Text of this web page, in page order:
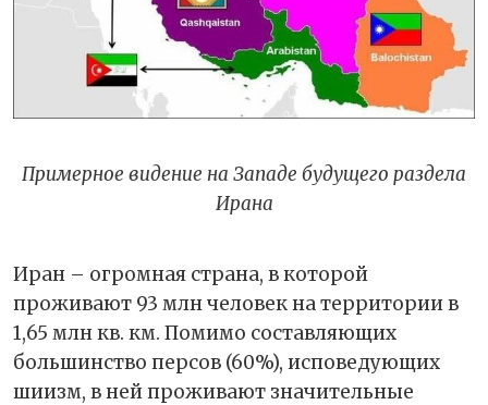
Примерное видение на Западе будущего раздела
Ирана
Иран – огромная страна, в которой
проживают 93 млн человек на территории в
1,65 млн кв. км. Помимо составляющих
большинство персов (60%), исповедующих
шиизм, в ней проживают значительные